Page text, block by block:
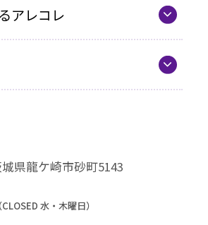
用の方へ
アレコレ
レクション
流れ
県龍ケ崎市砂町5143
水・木曜日）